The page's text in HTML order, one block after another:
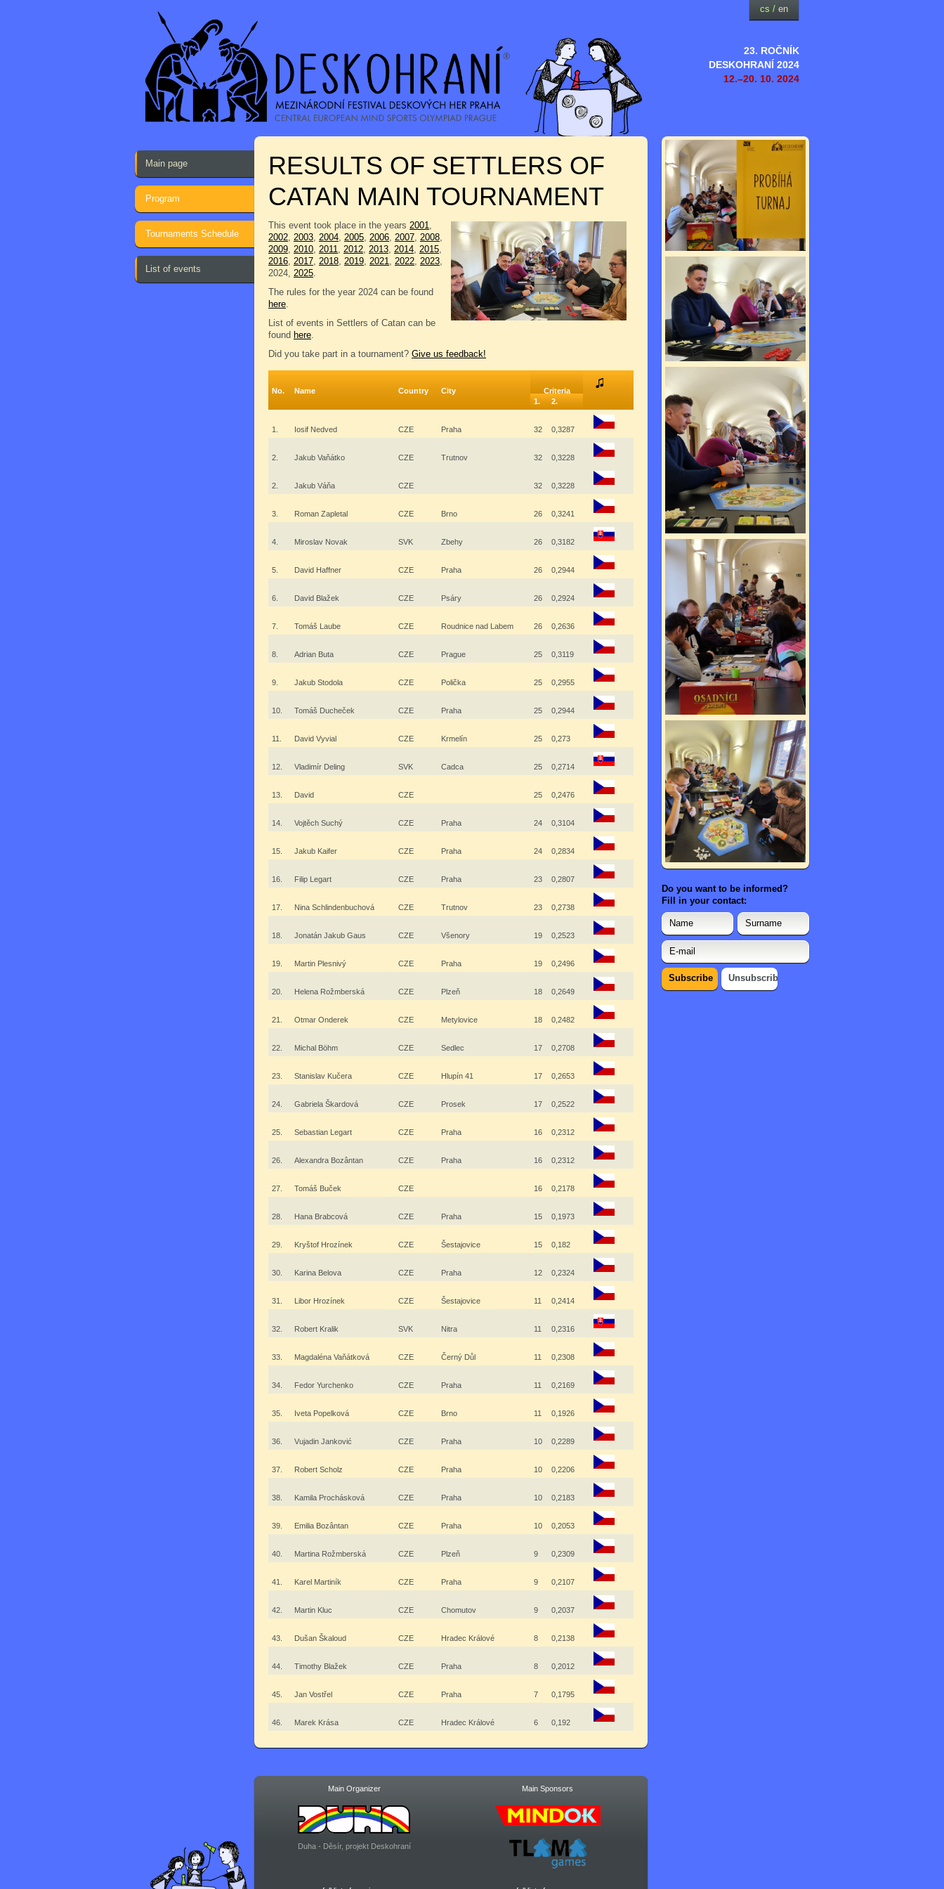
23. ROČNÍK
DESKOHRANÍ 2024
12.–20. 10. 2024
cs / en
Main page
Program
Tournaments Schedule
List of events
RESULTS OF SETTLERS OF
CATAN MAIN TOURNAMENT
This event took place in the years 2001,
2002, 2003, 2004, 2005, 2006, 2007, 2008,
2009, 2010, 2011, 2012, 2013, 2014, 2015,
2016, 2017, 2018, 2019, 2021, 2022, 2023,
2024, 2025.
The rules for the year 2024 can be found
here.
List of events in Settlers of Catan can be
found here.
Did you take part in a tournament? Give us feedback!
No. Name Country City
Criteria
1.
2.
1. Iosif Nedved CZE Praha 32 0,3287
2. Jakub Vaňátko CZE Trutnov 32 0,3228
2. Jakub Váňa CZE 32 0,3228
3. Roman Zapletal CZE Brno 26 0,3241
4. Miroslav Novak SVK Zbehy 26 0,3182
5. David Haffner CZE Praha 26 0,2944
6. David Blažek CZE Psáry 26 0,2924
7. Tomáš Laube CZE Roudnice nad Labem 26 0,2636
8. Adrian Buta CZE Prague 25 0,3119
9. Jakub Stodola CZE Polička 25 0,2955
10. Tomáš Ducheček CZE Praha 25 0,2944
11. David Vyvial CZE Krmelín 25 0,273
12. Vladimír Deling SVK Cadca 25 0,2714
13. David CZE 25 0,2476
14. Vojtěch Suchý CZE Praha 24 0,3104
15. Jakub Kaifer CZE Praha 24 0,2834
16. Filip Legart CZE Praha 23 0,2807
17. Nina Schlindenbuchová CZE Trutnov 23 0,2738
18. Jonatán Jakub Gaus CZE Všenory 19 0,2523
19. Martin Plesnivý CZE Praha 19 0,2496
20. Helena Rožmberská CZE Plzeň 18 0,2649
21. Otmar Onderek CZE Metylovice 18 0,2482
22. Michal Böhm CZE Sedlec 17 0,2708
23. Stanislav Kučera CZE Hlupín 41 17 0,2653
24. Gabriela Škardová CZE Prosek 17 0,2522
25. Sebastian Legart CZE Praha 16 0,2312
26. Alexandra Bozântan CZE Praha 16 0,2312
27. Tomáš Buček CZE 16 0,2178
28. Hana Brabcová CZE Praha 15 0,1973
29. Kryštof Hrozínek CZE Šestajovice 15 0,182
30. Karina Belova CZE Praha 12 0,2324
31. Libor Hrozínek CZE Šestajovice 11 0,2414
32. Robert Kralik SVK Nitra 11 0,2316
33. Magdaléna Vaňátková CZE Černý Důl 11 0,2308
34. Fedor Yurchenko CZE Praha 11 0,2169
35. Iveta Popelková CZE Brno 11 0,1926
36. Vujadin Janković CZE Praha 10 0,2289
37. Robert Scholz CZE Praha 10 0,2206
38. Kamila Prochásková CZE Praha 10 0,2183
39. Emilia Bozântan CZE Praha 10 0,2053
40. Martina Rožmberská CZE Plzeň 9 0,2309
41. Karel Martiník CZE Praha 9 0,2107
42. Martin Kluc CZE Chomutov 9 0,2037
43. Dušan Škaloud CZE Hradec Králové 8 0,2138
44. Timothy Blažek CZE Praha 8 0,2012
45. Jan Vostřel CZE Praha 7 0,1795
46. Marek Krása CZE Hradec Králové 6 0,192
Main Organizer Main Sponsors
Duha - Děsír, projekt Deskohraní
Do you want to be informed?
Fill in your contact: